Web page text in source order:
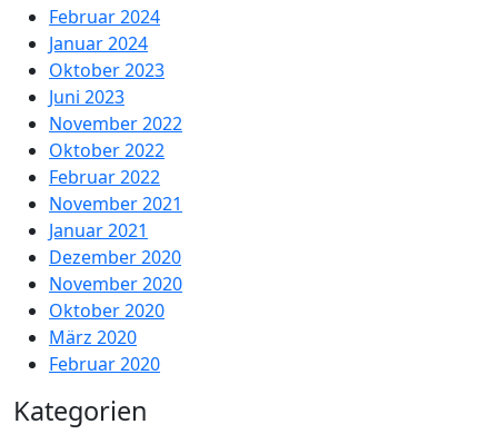
Februar 2024
Januar 2024
Oktober 2023
Juni 2023
November 2022
Oktober 2022
Februar 2022
November 2021
Januar 2021
Dezember 2020
November 2020
Oktober 2020
März 2020
Februar 2020
Kategorien